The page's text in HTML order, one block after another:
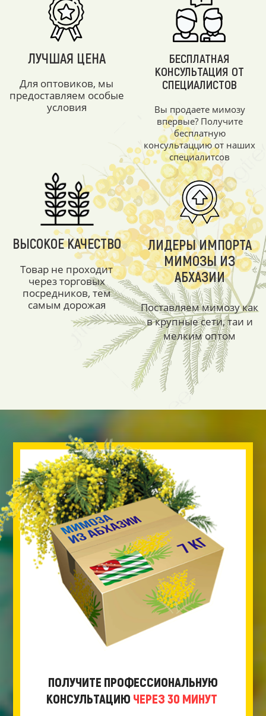
ЛУЧШАЯ ЦЕНА
Для оптовиков, мы
предоставляем особые
условия
БЕСПЛАТНАЯ
КОНСУЛЬТАЦИЯ ОТ
СПЕЦИАЛИСТОВ
Вы продаете мимозу
впервые? Получите
бесплатную
консультаццию от наших
специалитсов
ВЫСОКОЕ КАЧЕСТВО
Товар не проходит
через торговых
посредников, тем
самым дорожая
ЛИДЕРЫ ИМПОРТА
МИМОЗЫ ИЗ
АБХАЗИИ
Поставляем мимозу как
в крупные сети, таи и
мелким оптом
ПОЛУЧИТЕ ПРОФЕССИОНАЛЬНУЮ
КОНСУЛЬТАЦИЮ ЧЕРЕЗ 30 МИНУТ